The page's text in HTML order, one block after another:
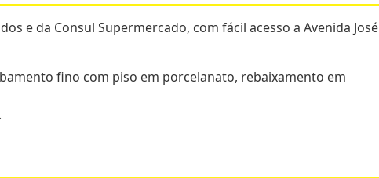
e da Consul Supermercado, com fácil acesso a Avenida José
fino com piso em porcelanato, rebaixamento em